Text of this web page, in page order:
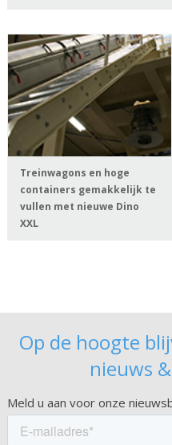
Treinwagons en hoge
containers gemakkelijk te
vullen met nieuwe Dino
XXL
Op de hoogte
nieuws
Meld u aan voor onze